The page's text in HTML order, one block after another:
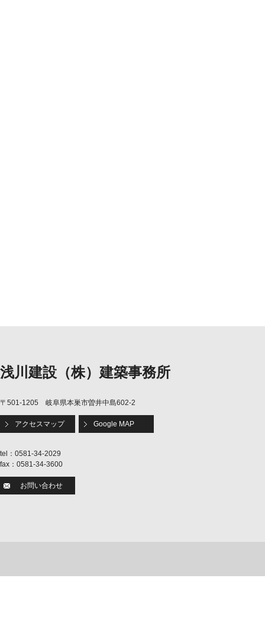
浅川建設（株）建築事務所
〒501-1205 岐阜県本巣市曽井中島602-2
アクセスマップ Google MAP
tel：0581-34-2029
fax：0581-34-3600
お問い合わせ